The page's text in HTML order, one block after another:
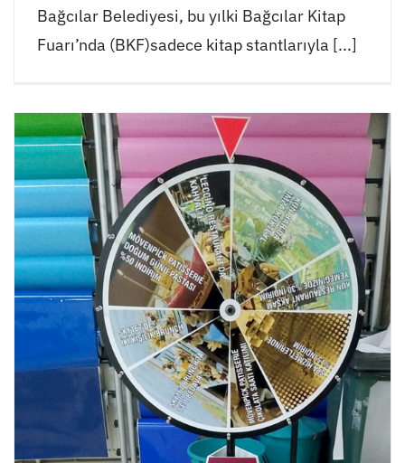
Bağcılar Belediyesi, bu yılki Bağcılar Kitap
Fuarı’nda (BKF)sadece kitap stantlarıyla [...]